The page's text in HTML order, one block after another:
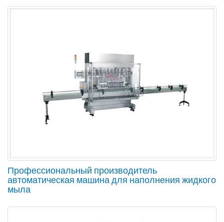
Профессиональный производитель
автоматическая машина для наполнения жидкого
мыла